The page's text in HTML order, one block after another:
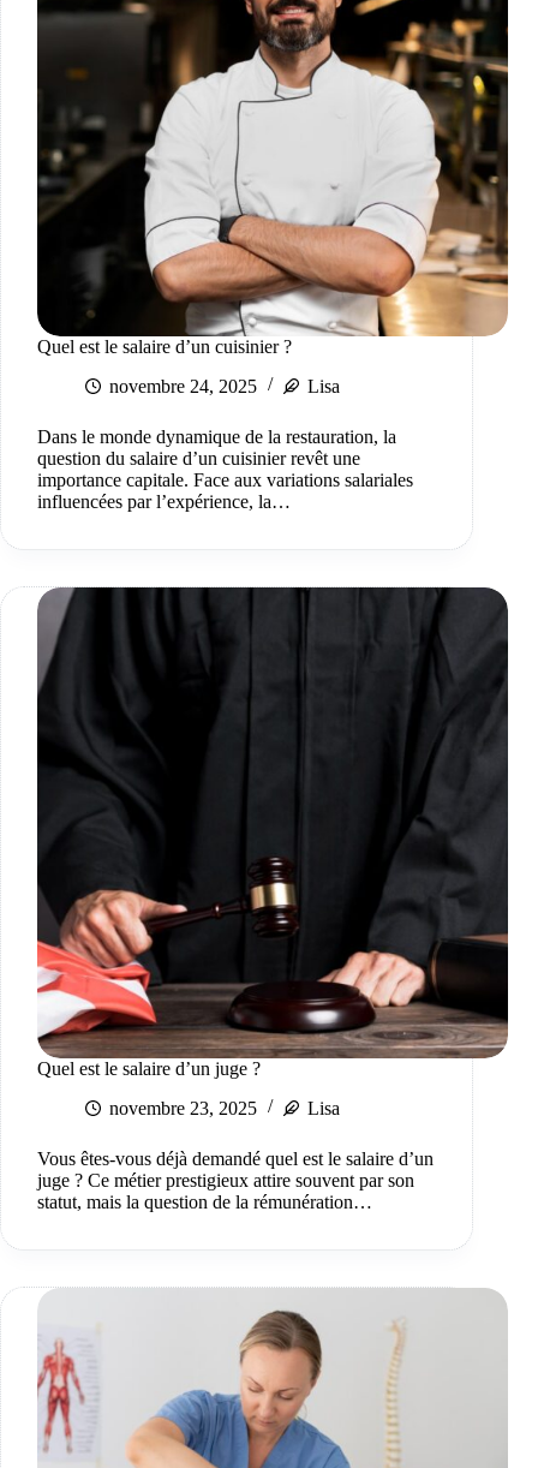
Quel est le salaire d’un cuisinier ?
novembre 24, 2025
Lisa
Dans le monde dynamique de la restauration, la
question du salaire d’un cuisinier revêt une
importance capitale. Face aux variations salariales
influencées par l’expérience, la…
Quel est le salaire d’un juge ?
novembre 23, 2025
Lisa
Vous êtes-vous déjà demandé quel est le salaire d’un
juge ? Ce métier prestigieux attire souvent par son
statut, mais la question de la rémunération…